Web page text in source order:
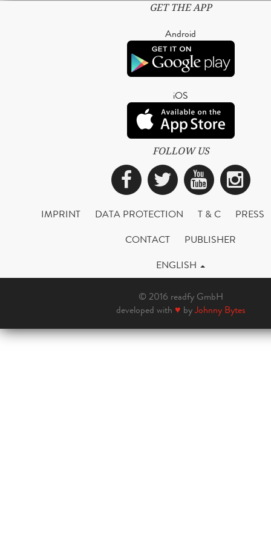
GET THE APP
Android
iOS
FOLLOW US
Facebook
Twitter
IMPRINT DATA PROTECTION T & C
PRESS
CONTACT
PUBLISHER
ENGLISH
© 2016 readfy GmbH
developed with ♥ byJohnny Bytes